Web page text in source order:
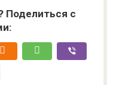
Поделиться с